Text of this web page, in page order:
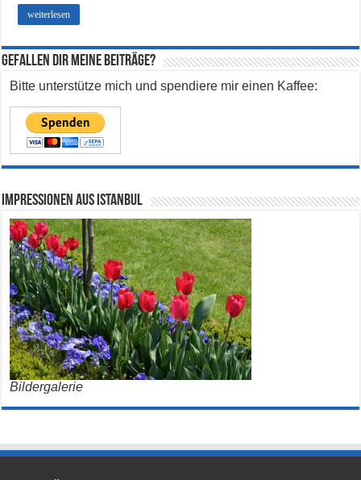
weiterlesen
Gefallen dir meine Beiträge?
Bitte unterstütze mich und spendiere mir einen Kaffee:
Impressionen aus Istanbul
Bildergalerie